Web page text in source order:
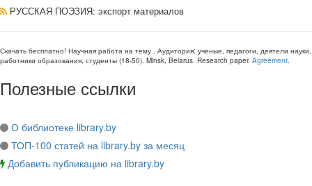
РУССКАЯ ПОЭЗИЯ: экспорт материалов
Скачать бесплатно! Научная работа на тему . Аудитория: ученые, педагоги, деятели науки,
работники образования, студенты (18-50). Minsk, Belarus. Research paper. Agreement.
Полезные ссылки
О библиотеке library.by
ТОП-100 статей на library.by за месяц
Добавить публикацию на library.by